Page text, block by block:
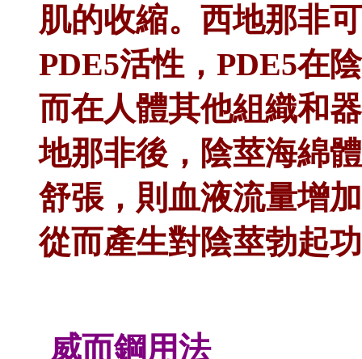
肌的收縮。西地那非
PDE5活性，PDE5在
而在人體其他組織和
地那非後，陰莖海綿
舒張，則血液流量增
從而產生對陰莖勃起
威而鋼用法